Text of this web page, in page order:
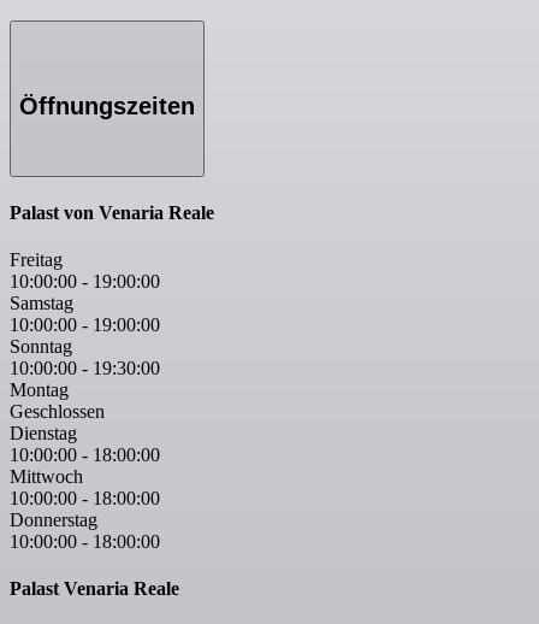
Öffnungszeiten
Palast von Venaria Reale
Freitag
10:00:00 - 19:00:00
Samstag
10:00:00 - 19:00:00
Sonntag
10:00:00 - 19:30:00
Montag
Geschlossen
Dienstag
10:00:00 - 18:00:00
Mittwoch
10:00:00 - 18:00:00
Donnerstag
10:00:00 - 18:00:00
Palast Venaria Reale